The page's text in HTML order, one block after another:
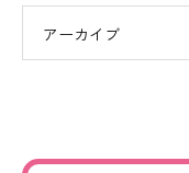
アーカイブ